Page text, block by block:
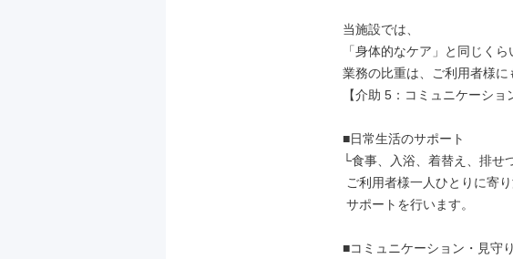
当施設では、
「身体的なケア」と同じく
業務の比重は、ご利用者様に
【介助 5：コミュニケーシ
■日常生活のサポート
└食事、入浴、着替え、排せ
■コミュニケーション・見守り